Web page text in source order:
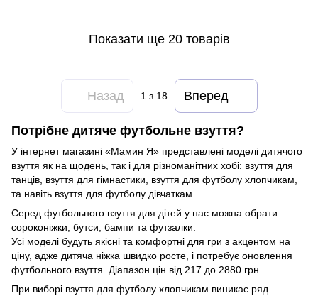
Показати ще 20 товарів
Назад 1 з 18 Вперед
Потрібне дитяче футбольне взуття?
У інтернет магазині «Мамин Я» представлені моделі дитячого
взуття як на щодень, так і для різноманітних хобі: взуття для
танців, взуття для гімнастики, взуття для футболу хлопчикам,
та навіть взуття для футболу дівчаткам.
Серед футбольного взуття для дітей у нас можна обрати:
сороконіжки, бутси, бампи та футзалки.
Усі моделі будуть якісні та комфортні для гри з акцентом на
ціну, адже дитяча ніжка швидко росте, і потребує оновлення
футбольного взуття. Діапазон цін від 217 до 2880 грн.
При виборі взуття для футболу хлопчикам виникає ряд